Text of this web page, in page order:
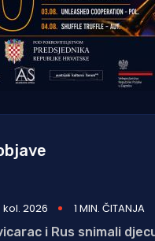
kol. 2026
1 MIN. ČITANJA
i Rus snimali